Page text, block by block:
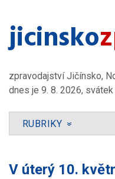
jicinsko​
zpravodajství Jičínsko,
dnes je 9. 8. 2026, svátek
RUBRIKY »
V úterý 10.